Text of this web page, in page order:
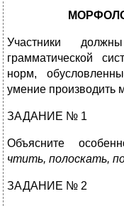
Участники
грамматической
норм,
умение производить
ЗАДАНИЕ № 1
Объясните
чтить, полоскать,
ЗАДАНИЕ № 2